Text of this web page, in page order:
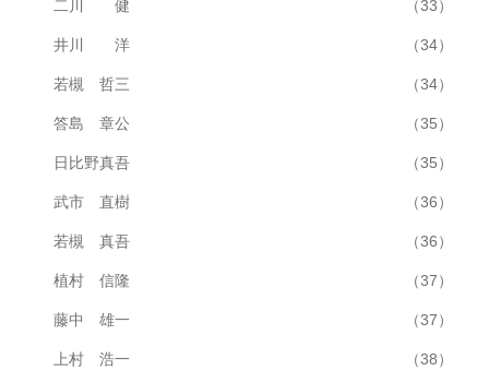
二川 健 （33）
井川 洋 （34）
若槻 哲三 （34）
答島 章公 （35）
日比野真吾 （35）
武市 直樹 （36）
若槻 真吾 （36）
植村 信隆 （37）
藤中 雄一 （37）
上村 浩一 （38）